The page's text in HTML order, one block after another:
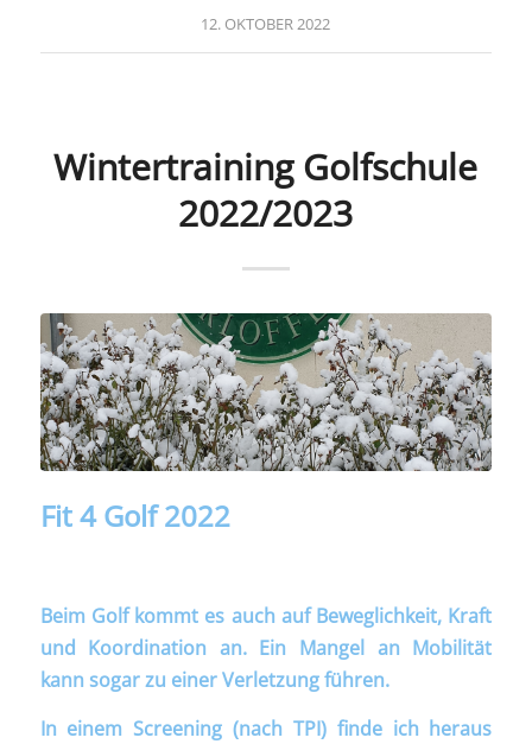
12. OKTOBER 2022
Wintertraining Golfschule
2022/2023
Fit 4 Golf 2022
Beim Golf kommt es auch auf Beweglichkeit, Kraft
und Koordination an. Ein Mangel an Mobilität
kann sogar zu einer Verletzung führen.
In einem Screening (nach TPI) finde ich heraus